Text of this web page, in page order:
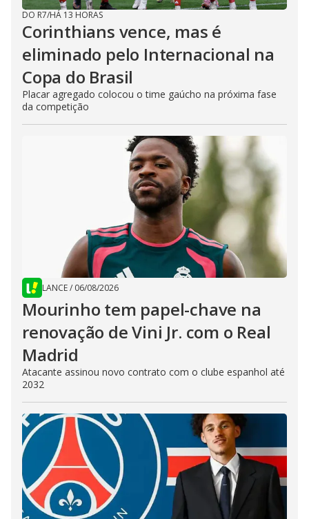
DO R7/HÁ 13 HORAS
Corinthians vence, mas é
eliminado pelo Internacional na
Copa do Brasil
Placar agregado colocou o time gaúcho na próxima fase
da competição
LANCE/ 06/08/2026
Mourinho tem papel-chave na
renovação de Vini Jr. com o Real
Madrid
Atacante assinou novo contrato com o clube espanhol até
2032